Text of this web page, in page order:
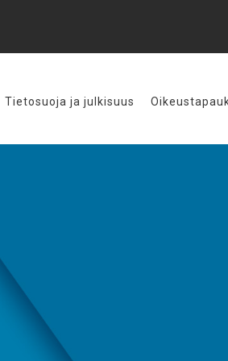
Tietosuoja ja julkisuus